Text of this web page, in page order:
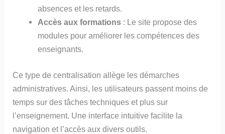
absences et les retards.
Accès aux formations: Le site propose des
modules pour améliorer les compétences des
enseignants.
Ce type de centralisation allège les démarches
administratives. Ainsi, les utilisateurs passent moins de
temps sur des tâches techniques et plus sur
l’enseignement. Une interface intuitive facilite la
navigation et l’accès aux divers outils.